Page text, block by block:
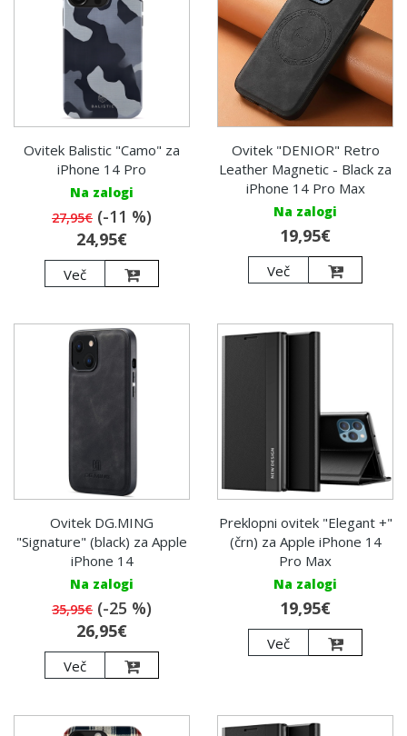
Ovitek Balistic "Camo" za
iPhone 14 Pro
Na zalogi
27,95€ (-11 %)
24,95€
Več
Ovitek "DENIOR" Retro
Leather Magnetic - Black za
iPhone 14 Pro Max
Na zalogi
19,95€
Več
Ovitek DG.MING
"Signature" (black) za Apple
iPhone 14
Na zalogi
35,95€ (-25 %)
26,95€
Več
Preklopni ovitek "Elegant +"
(črn) za Apple iPhone 14
Pro Max
Na zalogi
19,95€
Več